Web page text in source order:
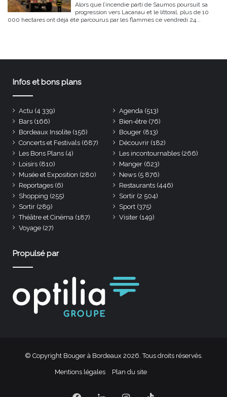
Alors que l’incendie parti de Saumos poursuit sa
progression vers Lacanau et le littoral, plus de 10
000 hectares ont déjà été parcourus par les flammes ce vendredi 24...
Infos et bons plans
Actu (4 339) Agenda (513)
Bars (166) Bien-être (76)
Bordeaux Insolite (156) Bouger (813)
Concerts et Festivals (687) Découvrir (182)
Les Bons Plans (4) Les incontournables (266)
Loisirs (810) Manger (623)
Musée et Exposition (280) News (5 876)
Reportages (6) Restaurants (446)
Shopping (255) Sortir (2 504)
Sortir (289) Sport (375)
Théâtre et Cinéma (187) Visiter (149)
Voyage (27)
Propulsé par
© Copyright Bouger à Bordeaux 2026. Tous droits réservés.
Mentions légales Plan du site